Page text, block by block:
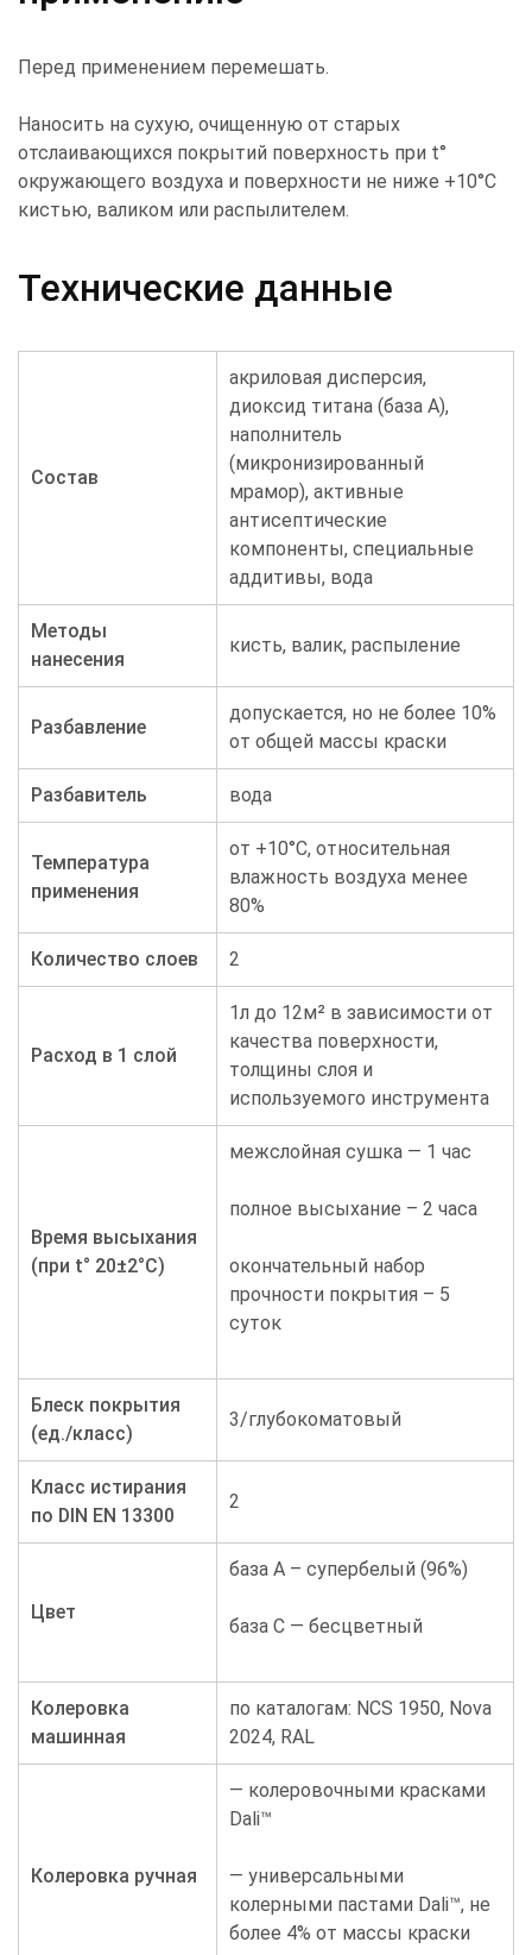
Перед применением перемешать.
Наносить на сухую, очищенную от старых
отслаивающихся покрытий поверхность при t°
окружающего воздуха и поверхности не ниже +10°С
кистью, валиком или распылителем.
Технические данные
Состав
акриловая дисперсия,
диоксид титана (база А),
наполнитель
(микронизированный
мрамор), активные
антисептические
компоненты, специальные
аддитивы, вода
Методы
нанесения
кисть, валик, распыление
Разбавление
допускается, но не более 10%
от общей массы краски
Разбавитель вода
Температура
применения
от +10°С, относительная
влажность воздуха менее
80%
Количество слоев 2
Расход в 1 слой
1л до 12м² в зависимости от
качества поверхности,
толщины слоя и
используемого инструмента
Время высыхания
(при t° 20±2°C)
межслойная сушка — 1 час
полное высыхание – 2 часа
окончательный набор
прочности покрытия – 5
суток
Блеск покрытия
(ед./класс)
3/глубокоматовый
Класс истирания
по DIN EN 13300
2
Цвет
база А – супербелый (96%)
база С — бесцветный
Колеровка
машинная
по каталогам: NCS 1950, Nova
2024, RAL
Колеровка ручная
— колеровочными красками
Dali™
— универсальными
колерными пастами Dali™, не
более 4% от массы краски